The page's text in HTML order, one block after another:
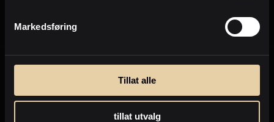
Markedsføring
Tillat alle
tillat utvalg